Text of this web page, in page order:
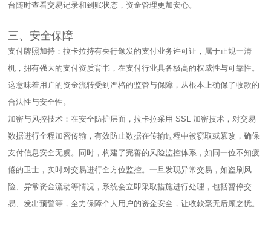
台随时查看交易记录和到账状态，资金管理更加安心。​
三、安全保障​
支付牌照加持：拉卡拉持有央行颁发的支付业务许可证，属于正规一清
机，拥有强大的支付资质背书，在支付行业具备极高的权威性与可靠性。
这意味着用户的资金流转受到严格的监管与保障，从根本上确保了收款的
合法性与安全性。​
加密与风控技术：在安全防护层面，拉卡拉采用 SSL 加密技术，对交易
数据进行全程加密传输，有效防止数据在传输过程中被窃取或篡改，确保
支付信息安全无虞。同时，构建了完善的风险监控体系，如同一位不知疲
倦的卫士，实时对交易进行全方位监控。一旦发现异常交易，如盗刷风
险、异常资金流动等情况，系统会立即采取措施进行处理，包括暂停交
易、发出预警等，全力保障个人用户的资金安全，让收款毫无后顾之忧。​